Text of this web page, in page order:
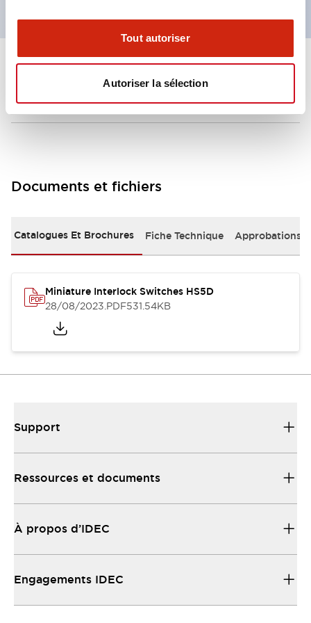
Tout autoriser
Autoriser la sélection +
Environmental Specifications
Documents et fichiers
Catalogues Et Brochures Fiche Technique Approbations
Miniature Interlock Switches HS5D
28/08/2023.PDF531.54KB
Support
Ressources et documents
À propos d’IDEC
Engagements IDEC